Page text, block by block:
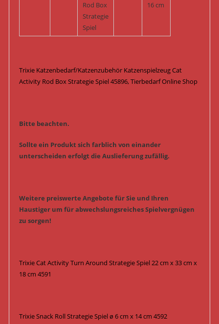
Rod Box
Strategie
Spiel
16 cm
Trixie Katzenbedarf/Katzenzubehör Katzenspielzeug Cat
Activity Rod Box Strategie Spiel 45896, Tierbedarf Online Shop
Bitte beachten.
Sollte ein Produkt sich farblich von einander
unterscheiden erfolgt die Auslieferung zufällig.
Weitere preiswerte Angebote für Sie und Ihren
Haustiger um für abwechslungsreiches Spielvergnügen
zu sorgen!
Trixie Cat Activity Turn Around Strategie Spiel 22 cm x 33 cm x
18 cm 4591
Trixie Snack Roll Strategie Spiel ø 6 cm x 14 cm 4592